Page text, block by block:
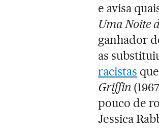
e avisa
Uma Noite
ganhador
as
racistas
Griffin
pouco de
Jessica